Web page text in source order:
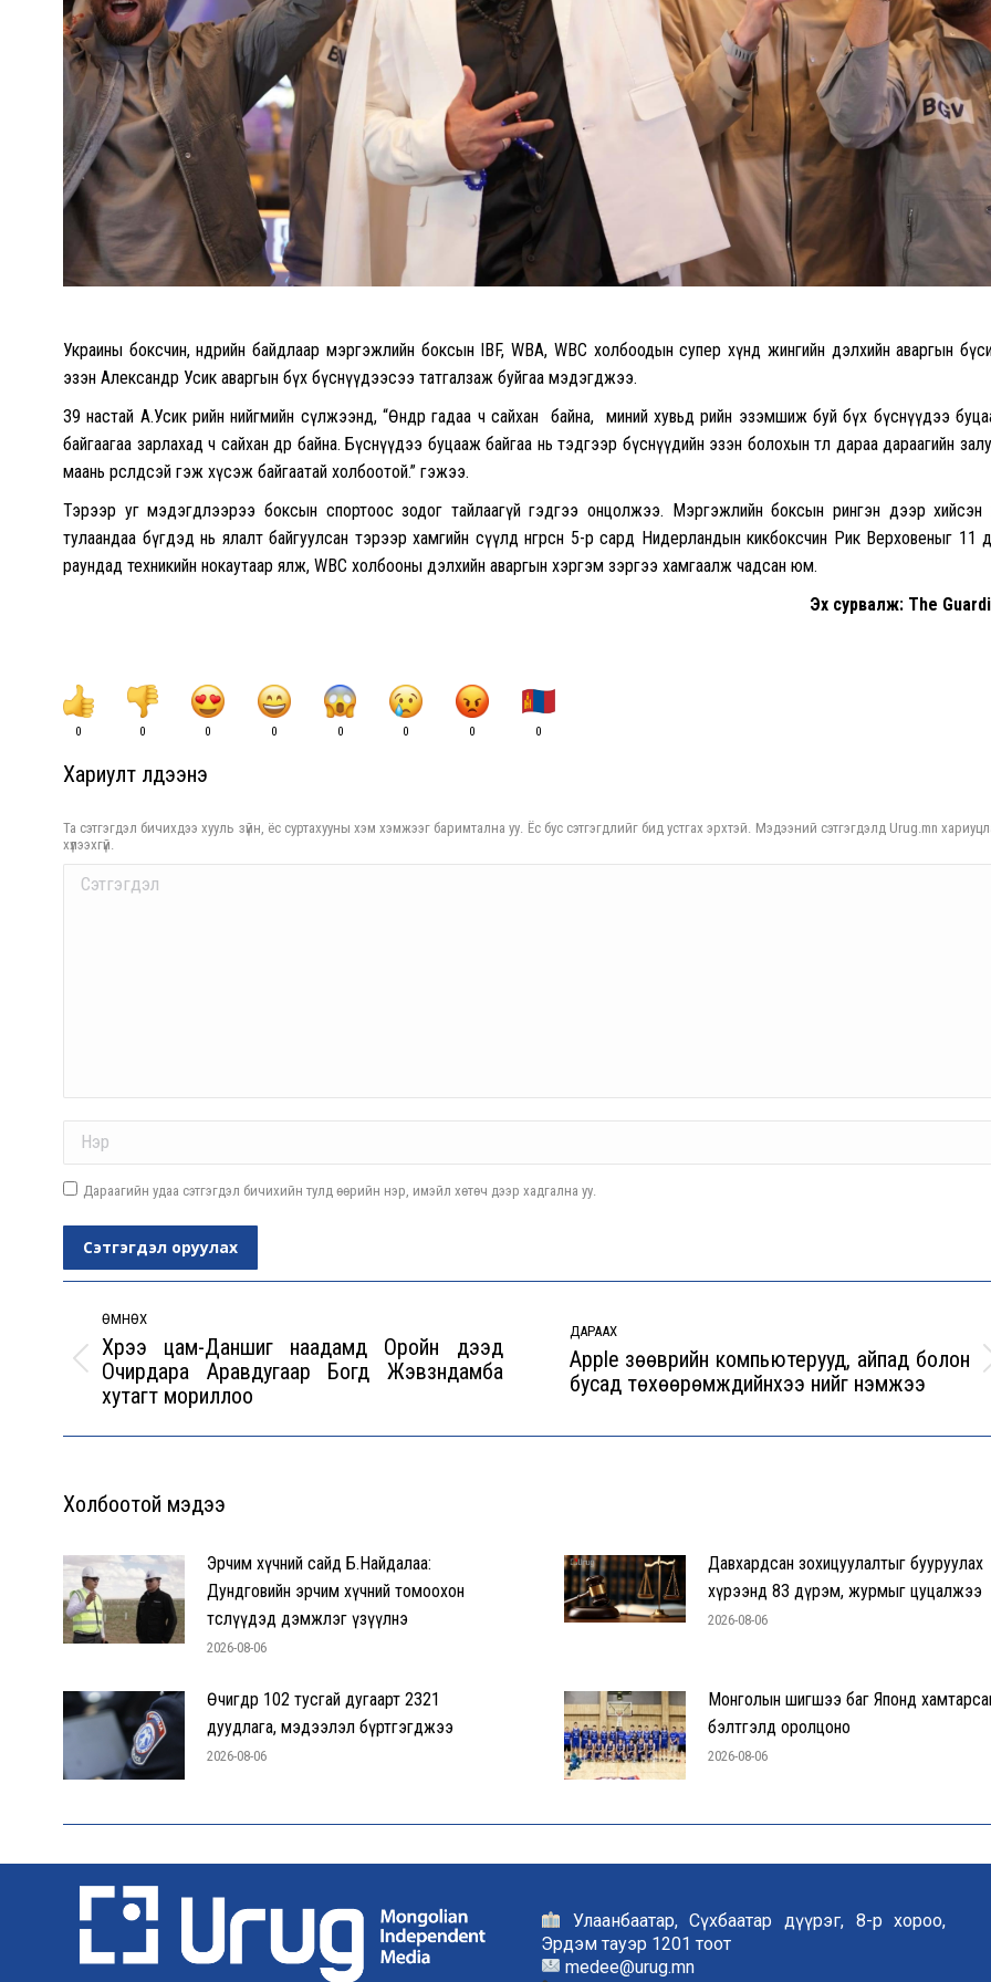
Украины боксчин, өнөөдрийн байдлаар мэргэжлийн боксын IBF, WBA, WBC холбоодын супер хүнд жингийн дэлхийн аваргын
эзэн Александр Усик аваргын бүх бүснүүдээсээ татгалзаж буйгаа мэдэгджээ.
39 настай А.Усик өөрийн нийгмийн сүлжээнд, “Өнөөдөр гадаа ч сайхан байна, миний хувьд өөрийн эзэмшиж буй бүх бүснүүдээ
байгаагаа зарлахад ч сайхан өдөр байна. Бүснүүдээ буцааж байгаа нь тэдгээр бүснүүдийн эзэн болохын төлөө дараа дараагийн
маань өрсөлдөөсэй гэж хүсэж байгаатай холбоотой.” гэжээ.
Тэрээр уг мэдэгдлээрээ боксын спортоос зодог тайлаагүй гэдгээ онцолжээ. Мэргэжлийн боксын рингэн дээр хийсэн
тулаандаа бүгдэд нь ялалт байгуулсан тэрээр хамгийн сүүлд өнгөрсөн 5-р сард Нидерландын кикбоксчин Рик Верховеныг 11
раундад техникийн нокаутаар ялж, WBC холбооны дэлхийн аваргын хэргэм зэргээ хамгаалж чадсан юм.
Эх сурвалж: The
0 0 0 0 0 0 0 0
Хариулт үлдээнэ үү
Та сэтгэгдэл бичихдээ хууль зүйн, ёс суртахууны хэм хэмжээг баримтална уу. Ёс бус сэтгэгдлийг бид устгах эрхтэй. Мэдээний сэтгэгдэлд Urug.mn
хүлээхгүй.
Comment
Дараагийн удаа сэтгэгдэл бичихийн тулд өөрийн нэр, имэйл хөтөч дээр хадгална уу.
Сэтгэгдэл оруулах
navigation
ӨМНӨХ
Previous
post:
Хүрээ цам-Даншиг наадамд Оройн дээд
Очирдара Аравдугаар Богд Жэвзүндамба
хутагт мориллоо
ДАРААХ
Next
post:
Apple зөөврийн компьютерууд, айпад болон
бусад төхөөрөмжүүдийнхээ үнийг нэмжээ
Холбоотой мэдээ
Эрчим хүчний сайд Б.Найдалаа:
Дундговийн эрчим хүчний томоохон
төслүүдэд дэмжлэг үзүүлнэ
2026-08-06
Давхардсан зохицуулалтыг бууруулах
хүрээнд 83 дүрэм, журмыг цуцалжээ
2026-08-06
Өчигдөр 102 тусгай дугаарт 2321
дуудлага, мэдээлэл бүртгэгджээ
2026-08-06
Монголын шигшээ баг Японд
бэлтгэлд оролцоно
2026-08-06
Улаанбаатар, Сүхбаатар дүүрэг, 8-р хороо,
Эрдэм тауэр 1201 тоот
medee@urug.mn